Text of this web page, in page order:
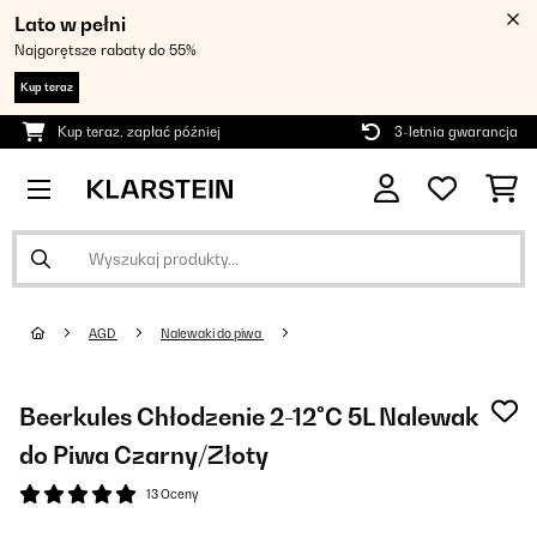
Lato w pełni
Najgorętsze rabaty do 55%
Kup teraz
Kup teraz, zapłać później 3-letnia gwarancja
AGD Nalewaki do piwa
Beerkules Chłodzenie 2-12°C 5L Nalewak
do Piwa Czarny/Złoty
13 Oceny